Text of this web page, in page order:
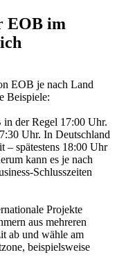
EOB im
EOB je nach Land
Beispiele:
der Regel 17:00 Uhr.
Uhr. In Deutschland
– spätestens 18:00 Uhr
kann es je nach
Schlusszeiten
Projekte
aus mehreren
ab und wähle am
beispielsweise